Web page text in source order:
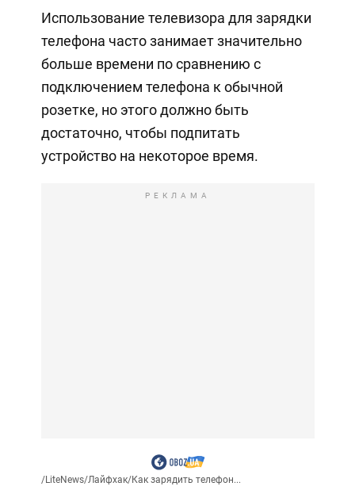
Использование телевизора для зарядки
телефона часто занимает значительно
больше времени по сравнению с
подключением телефона к обычной
розетке, но этого должно быть
достаточно, чтобы подпитать
устройство на некоторое время.
РЕКЛАМА
/LiteNews/Лайфхак/Как зарядить телефон...